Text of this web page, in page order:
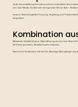
Jede Veranstaltung ist anders und wir entwickeln den
ein: Live-Musik, DJ, Wunsch-Songs oder Show-Acts –
Unsere Band begleitet Trauung, Empfang und Party
begeistert.
Kombination
Maximale Vielfalt: Unsere Hybridlösung vereint Live-Band-
DJ-Party, spontane Musikwünsche inklusive.
Band und DJ stimmen sich live für stimmige Übergänge,